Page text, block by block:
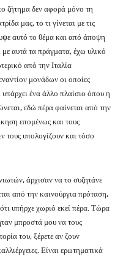
ζήτημα δεν αφορά μόνο τη
μας, το τι γίνεται με τις
αυτό το θέμα και από άποψη
αυτά τα πράγματα, έχω υλικό
από την Ιταλία
μονάδων οι οποίες
ένα άλλο πλαίσιο όπου η
εδώ πέρα φαίνεται από την
επομένως και τους
τους υπολογίζουν και τόσο
άρχισαν να το συζητάνε
από την καινούργια πρόταση,
υπήρχε χωριό εκεί πέρα. Τώρα
μπροστά μου να τους
του, ξέρετε αν ζουν
Είναι ερωτηματικά